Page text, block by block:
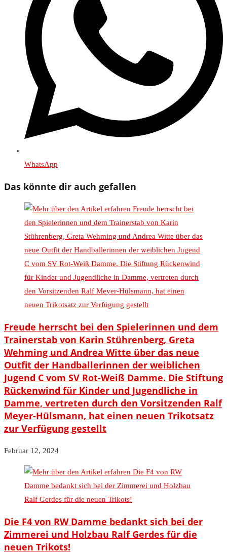
WhatsApp
Das könnte dir auch gefallen
Freude herrscht bei den Spielerinnen und dem
Trainerstab von Karin Stührenberg, Greta
Wehming und Andrea Witte über das neue
Outfit der Handballerinnen der weiblichen
Jugend C vom SV Rot-Weiß Damme. Die Stiftung
Rückenwind für Kinder und Jugendliche in
Damme, vertreten durch den Vorsitzenden Ralf
Meyer-Hülsmann, hat einen neuen Trikotsatz
zur Verfügung gestellt
Februar 12, 2024
Die F4 von RW Damme bedankt sich bei der
Zimmerei und Holzbau Ralf Gerdes für die
neuen Trikots!